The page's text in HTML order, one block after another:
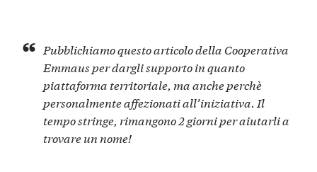
Pubblichiamo questo articolo della Cooperativa
Emmaus per dargli supporto in quanto
piattaforma territoriale, ma anche perchè
personalmente affezionati all’iniziativa. Il
tempo stringe, rimangono 2 giorni per aiutarli a
trovare un nome!